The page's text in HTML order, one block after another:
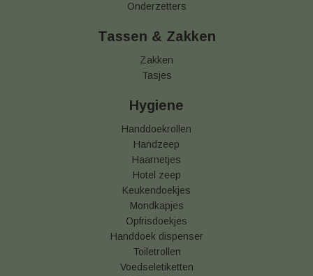
Onderzetters
Tassen & Zakken
Zakken
Tasjes
Hygiene
Handdoekrollen
Handzeep
Haarnetjes
Hotel zeep
Keukendoekjes
Mondkapjes
Opfrisdoekjes
Handdoek dispenser
Toiletrollen
Voedseletiketten